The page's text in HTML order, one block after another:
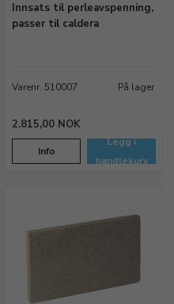
Innsats til perleavspenning,
passer til caldera
Varenr. 510007 På lager
2.815,00 NOK
Info
Legg i
handlekurv